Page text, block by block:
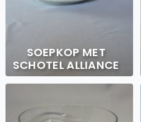
SOEPKOP MET
SCHOTEL ALLIANCE